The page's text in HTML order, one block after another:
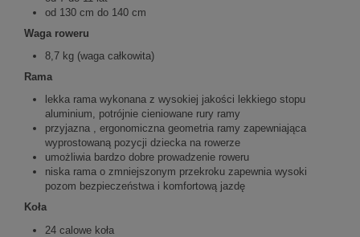
od 130 cm do 140 cm
Waga roweru
8,7 kg (waga całkowita)
Rama
lekka rama wykonana z wysokiej jakości lekkiego stopu
aluminium, potrójnie cieniowane rury ramy
przyjazna , ergonomiczna geometria ramy zapewniająca
wyprostowaną pozycji dziecka na rowerze
umożliwia bardzo dobre prowadzenie roweru
niska rama o zmniejszonym przekroku zapewnia wysoki
pozom bezpieczeństwa i komfortową jazdę
Koła
24 calowe koła